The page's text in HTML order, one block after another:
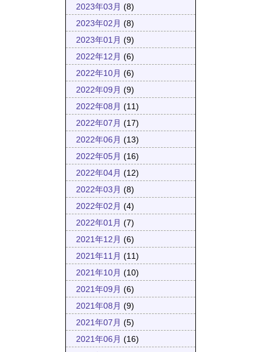
2023年03月 (8)
2023年02月 (8)
2023年01月 (9)
2022年12月 (6)
2022年10月 (6)
2022年09月 (9)
2022年08月 (11)
2022年07月 (17)
2022年06月 (13)
2022年05月 (16)
2022年04月 (12)
2022年03月 (8)
2022年02月 (4)
2022年01月 (7)
2021年12月 (6)
2021年11月 (11)
2021年10月 (10)
2021年09月 (6)
2021年08月 (9)
2021年07月 (5)
2021年06月 (16)